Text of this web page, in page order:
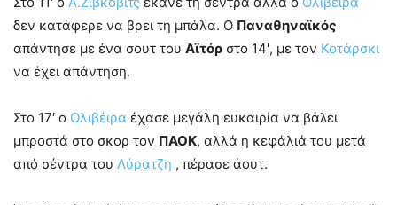
δεν κατάφερε να βρει τη μπάλα. Ο Παναθηναϊκός
απάντησε με ένα σουτ του Αϊτόρ στο 14′, με τον Κοτάρσκι
να έχει απάντηση.
Στο 17′ ο Ολιβέιρα έχασε μεγάλη ευκαιρία να βάλει
μπροστά στο σκορ τον ΠΑΟΚ, αλλά η κεφάλιά του μετά
από σέντρα του Λύρατζη , πέρασε άουτ.